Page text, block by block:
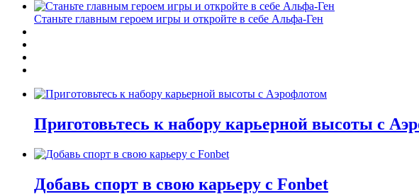
Станьте главным героем игры и откройте в себе Альфа-Ген
Приготовьтесь к набору карьерной высоты с
Добавь спорт в свою карьеру с Fonbet